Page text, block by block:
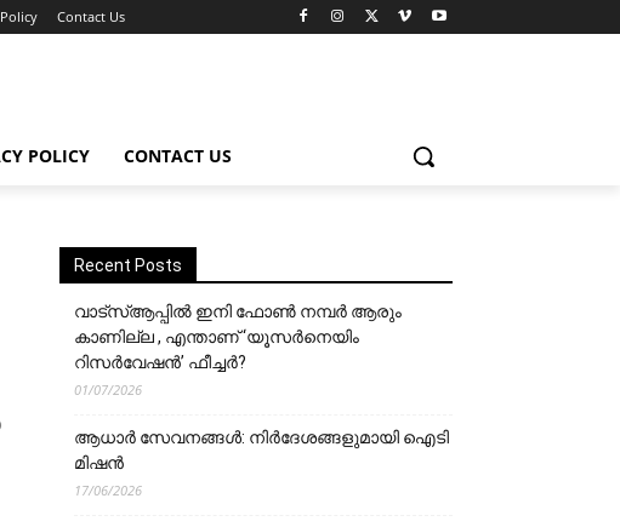
Contact Us
POLICY CONTACT US
Recent Posts
വാട്‌സ്ആപ്പിൽ ഇനി ഫോൺ നമ്പർ ആരും
കാണില്ല , എന്താണ് ‘യൂസർനെയിം
റിസർവേഷൻ’ ഫീച്ചർ?
01/07/2026
ആധാർ സേവനങ്ങൾ: നിർദേശങ്ങളുമായി ഐടി
മിഷൻ
17/06/2026